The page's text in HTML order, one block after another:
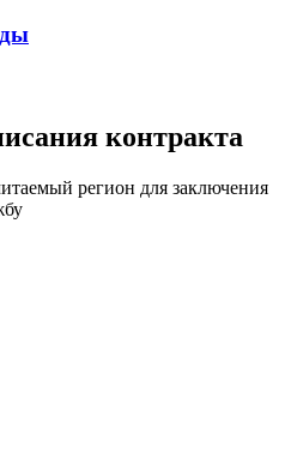
контракта
регион для заключения